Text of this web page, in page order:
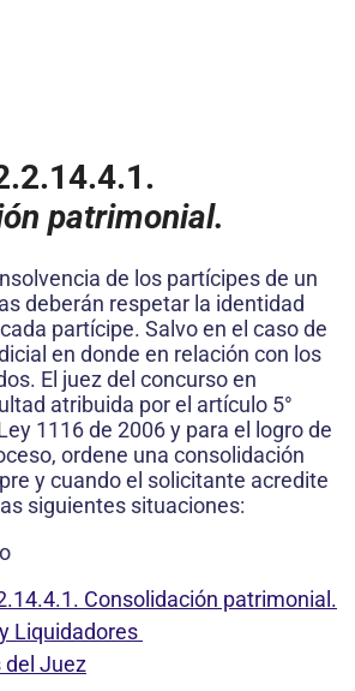
patrimonial.
de los partícipes de un
deberán respetar la identidad
partícipe. Salvo en el caso de
en donde en relación con los
El juez del concurso en
atribuida por el artículo 5°
1116 de 2006 y para el logro de
ordene una consolidación
y cuando el solicitante acredite
siguientes situaciones:
Consolidación patrimonial.
Liquidadores
del Juez